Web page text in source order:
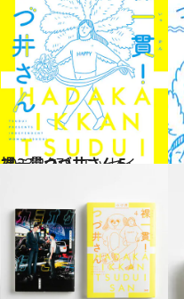
2023.2.27
裸一貫つづ井さん 5
コミック ＆ エッセイ